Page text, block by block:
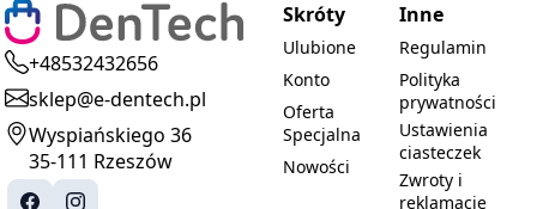
+48532432656
sklep@e-dentech.pl
Wyspiańskiego 36
35-111 Rzeszów
Skróty
Ulubione
Konto
Oferta
Specjalna
Nowości
Inne
Regulamin
Polityka
prywatności
Ustawienia
ciasteczek
Zwroty i
reklamacje